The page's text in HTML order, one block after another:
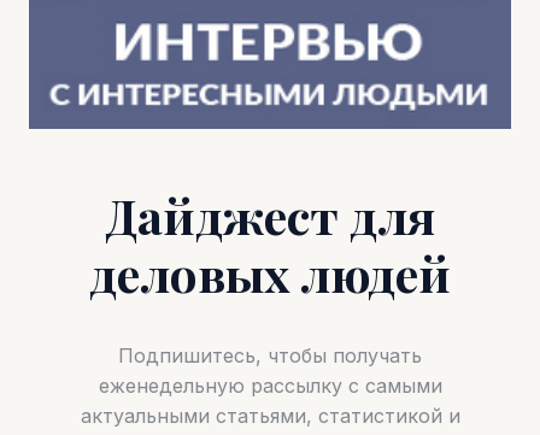
Дайджест для
деловых людей
Подпишитесь, чтобы получать
еженедельную рассылку с самыми
актуальными статьями, статистикой и